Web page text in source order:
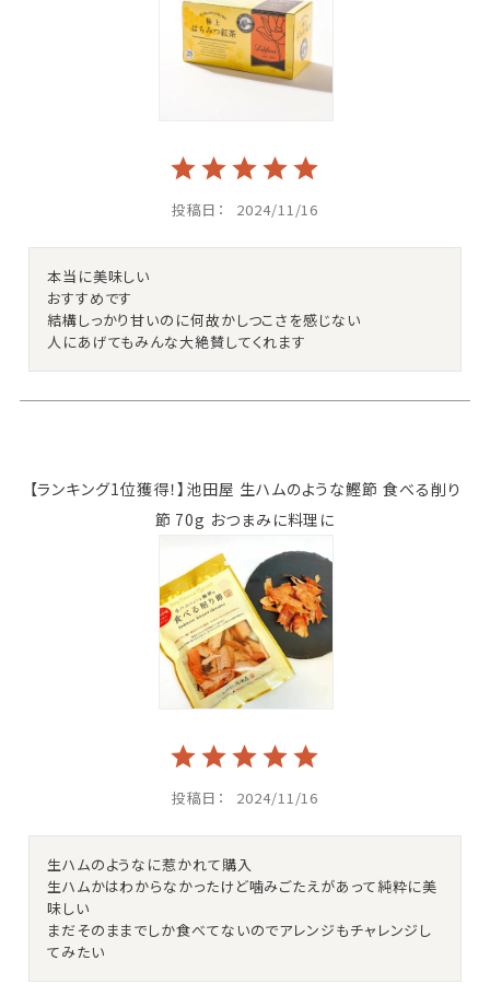
投稿日 2024/11/16
本当に美味しい
おすすめです
結構しっかり甘いのに何故かしつこさを感じない
人にあげてもみんな大絶賛してくれます
【ランキング1位獲得！】池田屋 生ハムのような鰹節 食べる削り
節 70g おつまみに料理に
投稿日 2024/11/16
生ハムのようなに惹かれて購入
生ハムかはわからなかったけど噛みごたえがあって純粋に美
味しい
まだそのままでしか食べてないのでアレンジもチャレンジし
てみたい